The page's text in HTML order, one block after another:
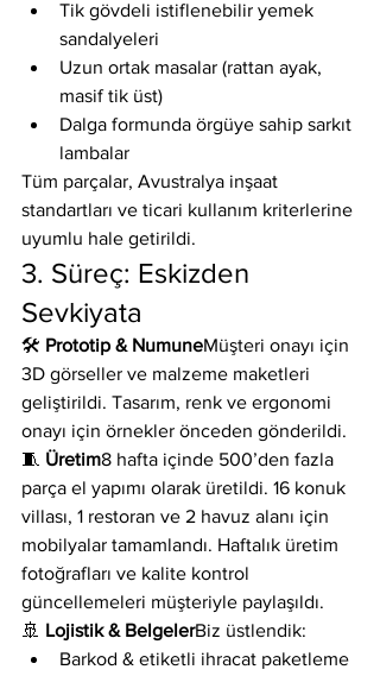
Tik gövdeli istiflenebilir yemek
sandalyeleri
Uzun ortak masalar (rattan ayak,
masif tik üst)
Dalga formunda örgüye sahip sarkıt
lambalar
Tüm parçalar, Avustralya inşaat
standartları ve ticari kullanım kriterlerine
uyumlu hale getirildi.
3. Süreç: Eskizden
Sevkiyata
🛠️ Prototip & NumuneMüşteri onayı için
3D görseller ve malzeme maketleri
geliştirildi. Tasarım, renk ve ergonomi
onayı için örnekler önceden gönderildi.
🧵 Üretim8 hafta içinde 500’den fazla
parça el yapımı olarak üretildi. 16 konuk
villası, 1 restoran ve 2 havuz alanı için
mobilyalar tamamlandı. Haftalık üretim
fotoğrafları ve kalite kontrol
güncellemeleri müşteriyle paylaşıldı.
🚢 Lojistik & BelgelerBiz üstlendik:
Barkod & etiketli ihracat paketleme